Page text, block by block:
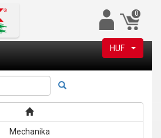
0
HUF
Mechanika